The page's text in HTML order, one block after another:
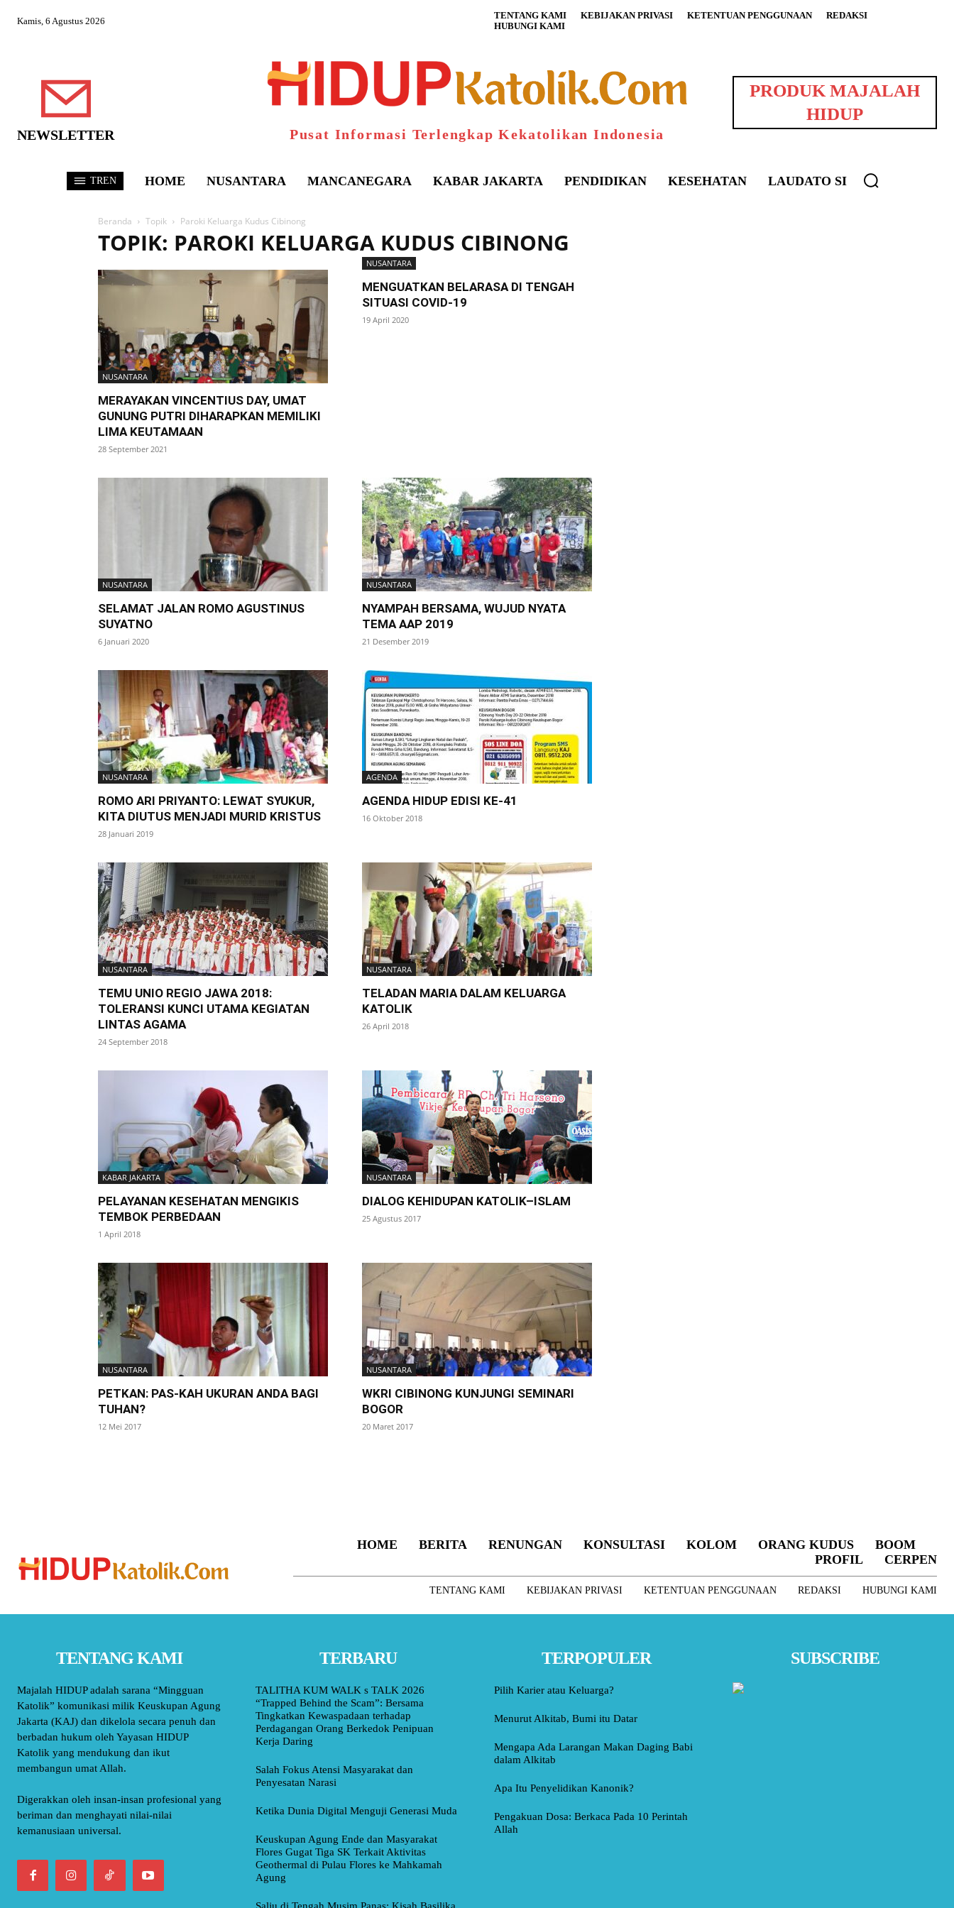
Kamis, 6 Agustus 2026 TENTANG KAMI KEBIJAKAN PRIVASI KETENTUAN PENGGUNAAN
REDAKSI
HUBUNGI KAMI
NEWSLETTER Pusat Informasi Terlengkap Kekatolikan Indonesia
PRODUK MAJALAH
HIDUP
TREN HOME NUSANTARA MANCANEGARA KABAR JAKARTA PENDIDIKAN KESEHATAN LAUDATO SI
Beranda Topik Paroki Keluarga Kudus Cibinong
TOPIK: PAROKI KELUARGA KUDUS CIBINONG
NUSANTARA
MERAYAKAN VINCENTIUS DAY, UMAT
GUNUNG PUTRI DIHARAPKAN MEMILIKI
LIMA KEUTAMAAN
28 September 2021
NUSANTARA
MENGUATKAN BELARASA DI TENGAH
SITUASI COVID-19
19 April 2020
NUSANTARA
SELAMAT JALAN ROMO AGUSTINUS
SUYATNO
6 Januari 2020
NUSANTARA
NYAMPAH BERSAMA, WUJUD NYATA
TEMA AAP 2019
21 Desember 2019
NUSANTARA
ROMO ARI PRIYANTO: LEWAT SYUKUR,
KITA DIUTUS MENJADI MURID KRISTUS
28 Januari 2019
AGENDA
AGENDA HIDUP EDISI KE-41
16 Oktober 2018
NUSANTARA
TEMU UNIO REGIO JAWA 2018:
TOLERANSI KUNCI UTAMA KEGIATAN
LINTAS AGAMA
24 September 2018
NUSANTARA
TELADAN MARIA DALAM KELUARGA
KATOLIK
26 April 2018
KABAR JAKARTA
PELAYANAN KESEHATAN MENGIKIS
TEMBOK PERBEDAAN
1 April 2018
NUSANTARA
DIALOG KEHIDUPAN KATOLIK–ISLAM
25 Agustus 2017
NUSANTARA
PETKAN: PAS-KAH UKURAN ANDA BAGI
TUHAN?
12 Mei 2017
NUSANTARA
WKRI CIBINONG KUNJUNGI SEMINARI
BOGOR
20 Maret 2017
HOME BERITA RENUNGAN KONSULTASI KOLOM ORANG KUDUS
BOOM
PROFIL
CERPEN
TENTANG KAMI KEBIJAKAN PRIVASI KETENTUAN PENGGUNAAN REDAKSI HUBUNGI KAMI
TENTANG KAMI
Majalah HIDUP adalah sarana “Mingguan
Katolik” komunikasi milik Keuskupan Agung
Jakarta (KAJ) dan dikelola secara penuh dan
berbadan hukum oleh Yayasan HIDUP
Katolik yang mendukung dan ikut
membangun umat Allah.
Digerakkan oleh insan-insan profesional yang
beriman dan menghayati nilai-nilai
kemanusiaan universal.
TERBARU
TALITHA KUM WALK s TALK 2026
“Trapped Behind the Scam”: Bersama
Tingkatkan Kewaspadaan terhadap
Perdagangan Orang Berkedok Penipuan
Kerja Daring
Salah Fokus Atensi Masyarakat dan
Penyesatan Narasi
Ketika Dunia Digital Menguji Generasi Muda
Keuskupan Agung Ende dan Masyarakat
Flores Gugat Tiga SK Terkait Aktivitas
Geothermal di Pulau Flores ke Mahkamah
Agung
TERPOPULER
Pilih Karier atau Keluarga?
Menurut Alkitab, Bumi itu Datar
Mengapa Ada Larangan Makan Daging Babi
dalam Alkitab
Apa Itu Penyelidikan Kanonik?
Pengakuan Dosa: Berkaca Pada 10 Perintah
Allah
SUBSCRIBE